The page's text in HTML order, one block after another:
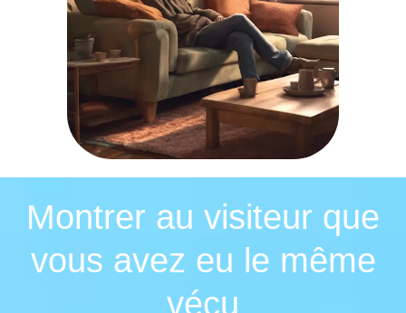
Montrer au visiteur que
vous avez eu le même
vécu